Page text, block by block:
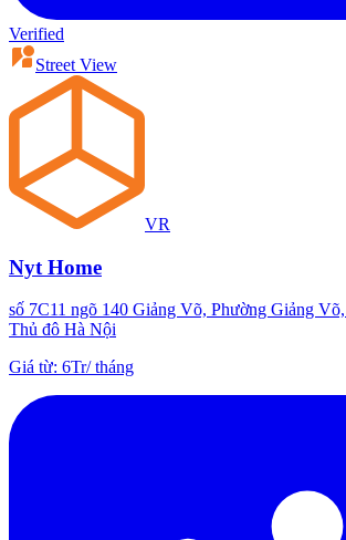
Verified
Street View
VR
Nyt Home
số 7C11 ngõ 140 Giảng Võ, Phường Giảng
Thủ đô Hà Nội
Giá từ: 6Tr/tháng